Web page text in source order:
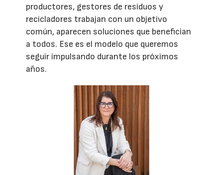
productores, gestores de residuos y
recicladores trabajan con un objetivo
común, aparecen soluciones que benefician
a todos. Ese es el modelo que queremos
seguir impulsando durante los próximos
años.